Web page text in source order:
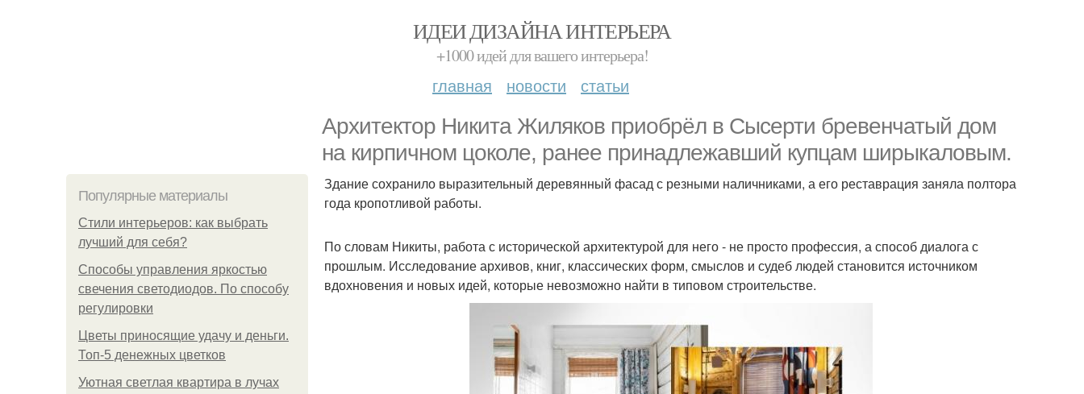
ИДЕИ ДИЗАЙНА ИНТЕРЬЕРА
+1000 идей для вашего интерьера!
главная новости статьи
Архитектор Никита Жиляков приобрёл в Сысерти бревенчатый дом
на кирпичном цоколе, ранее принадлежавший купцам ширыкаловым.
Популярные материалы
Стили интерьеров: как выбрать
лучший для себя?
Способы управления яркостью
свечения светодиодов. По способу
регулировки
Цветы приносящие удачу и деньги.
Топ-5 денежных цветков
Уютная светлая квартира в лучах
Здание сохранило выразительный деревянный фасад с резными наличниками, а его реставрация заняла полтора
года кропотливой работы.
По словам Никиты, работа с исторической архитектурой для него - не просто профессия, а способ диалога с
прошлым. Исследование архивов, книг, классических форм, смыслов и судеб людей становится источником
вдохновения и новых идей, которые невозможно найти в типовом строительстве.